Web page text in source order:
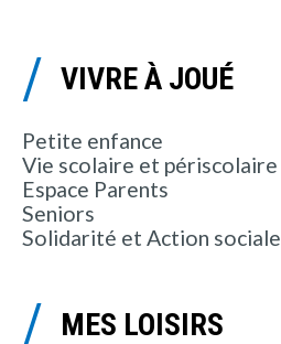
VIVRE À JOUÉ
Petite enfance
Vie scolaire et périscolaire
Espace Parents
Seniors
Solidarité et Action sociale
MES LOISIRS